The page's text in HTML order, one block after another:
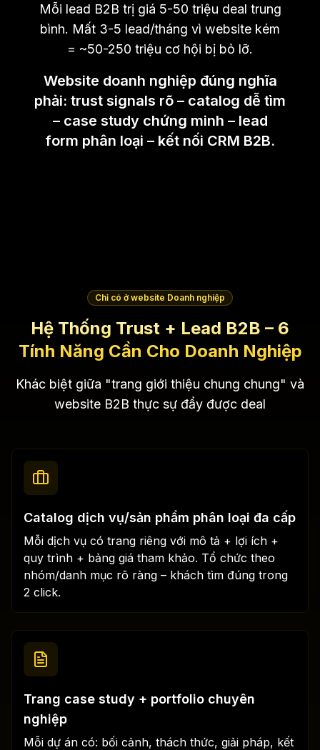
Mỗi lead B2B trị giá 5-50 triệu deal trung
bình. Mất 3-5 lead/tháng vì website kém
= ~50-250 triệu cơ hội bị bỏ lỡ.
Website doanh nghiệp đúng nghĩa
phải: trust signals rõ – catalog dễ tìm
– case study chứng minh – lead
form phân loại – kết nối CRM B2B.
Chỉ có ở website Doanh nghiệp
Hệ Thống Trust + Lead B2B – 6
Tính Năng Cần Cho Doanh Nghiệp
Khác biệt giữa "trang giới thiệu chung chung" và
website B2B thực sự đẩy được deal
Catalog dịch vụ/sản phẩm phân loại đa cấp
Mỗi dịch vụ có trang riêng với mô tả + lợi ích +
quy trình + bảng giá tham khảo. Tổ chức theo
nhóm/danh mục rõ ràng – khách tìm đúng trong
2 click.
Trang case study + portfolio chuyên
nghiệp
Mỗi dự án có: bối cảnh, thách thức, giải pháp, kết